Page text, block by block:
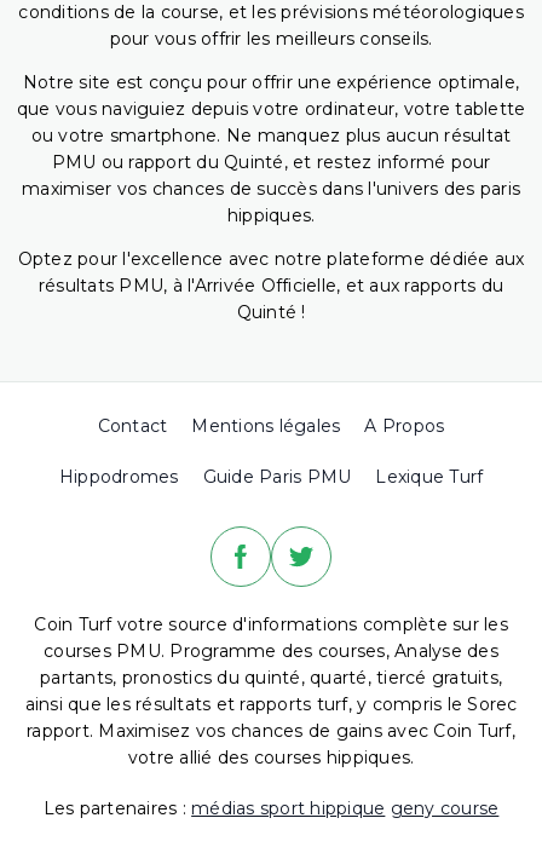
conditions de la course, et les prévisions météorologiques
pour vous offrir les meilleurs conseils.
Notre site est conçu pour offrir une expérience optimale,
que vous naviguiez depuis votre ordinateur, votre tablette
ou votre smartphone. Ne manquez plus aucun résultat
PMU ou rapport du Quinté, et restez informé pour
maximiser vos chances de succès dans l'univers des paris
hippiques.
Optez pour l'excellence avec notre plateforme dédiée aux
résultats PMU, à l'Arrivée Officielle, et aux rapports du
Quinté !
Contact Mentions légales A Propos
Hippodromes Guide Paris PMU Lexique Turf
Coin Turf votre source d'informations complète sur les
courses PMU. Programme des courses, Analyse des
partants, pronostics du quinté, quarté, tiercé gratuits,
ainsi que les résultats et rapports turf, y compris le Sorec
rapport. Maximisez vos chances de gains avec Coin Turf,
votre allié des courses hippiques.
Les partenaires : médias sport hippique geny course